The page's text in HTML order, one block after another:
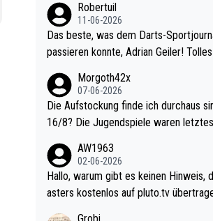
Robertuil
11-06-2026
Das beste, was dem Darts-
passieren konnte, Adrian Geiler!
Morgoth42x
07-06-2026
Die Aufstockung finde ich durchaus
16/8? Die Jugendspiele waren letztes Jahr durchaus sehr kur
l. Allerdings ist Mitchell Lawrie als Nummer 1 der Welt eh quali
fiziert. Somit ändert die
eisters erstmal nichts. Ich denke sie wollen damit für nächste
AW1963
02-06-2026
Hallo, warum gibt es keinen Hinweis, dass die Nordic Darts M
asters kostenlos auf pluto.tv